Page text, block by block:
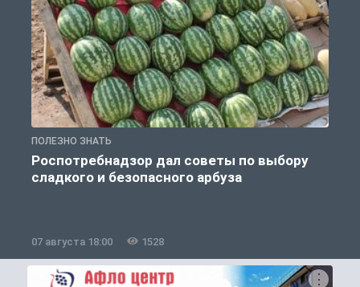
ПОЛЕЗНО ЗНАТЬ
Роспотребнадзор дал советы по выбору
сладкого и безопасного арбуза
07 августа 18:00 1528